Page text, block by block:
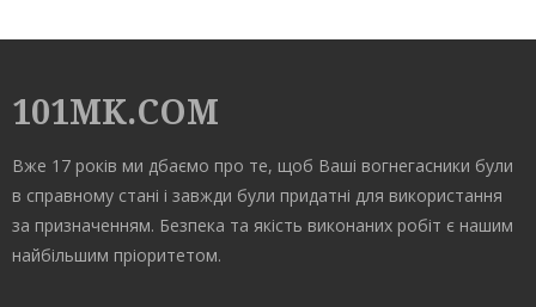
101MK.COM
Вже 17 років ми дбаємо про те, щоб Ваші вогнегасники були
в справному стані і завжди були придатні для використання
за призначенням. Безпека та якість виконаних робіт є нашим
найбільшим пріоритетом.